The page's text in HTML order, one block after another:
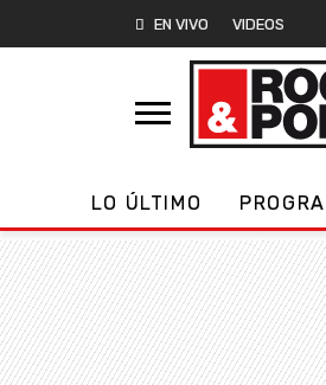
EN VIVO VIDEOS
LO ÚLTIMO